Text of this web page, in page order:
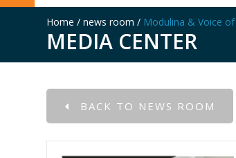
Home / news room / Modulina & Voice
MEDIA CENTER
BACK TO NEWS ROOM